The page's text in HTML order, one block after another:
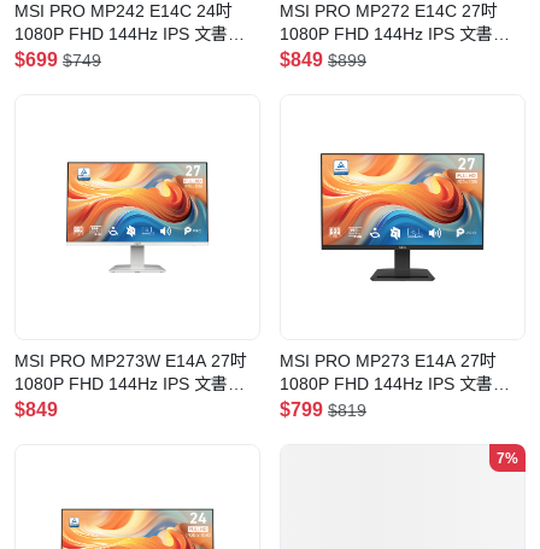
MSI PRO MP242 E14C 24吋
1080P FHD 144Hz IPS 文書顯
示器
$699 $749
MSI PRO MP272 E14C 27吋
1080P FHD 144Hz IPS 文書顯
示器
$849 $899
MSI PRO MP273W E14A 27吋
1080P FHD 144Hz IPS 文書顯
示器
$849
MSI PRO MP273 E14A 27吋
1080P FHD 144Hz IPS 文書顯
示器
$799 $819
7%